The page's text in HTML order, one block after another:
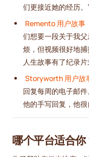
们更接近她的经历。
Remento 用户故事
们想要一段关于我
烦，但视频很好地
人生故事有了纪录
Storyworth 用户故
回复每周的电子邮
他的手写回复，他
哪个平台适合你